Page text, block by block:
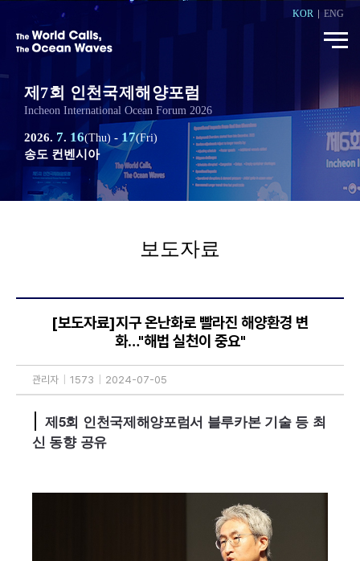
KOR ENG
제7회 인천국제해양포럼
Incheon International Ocean Forum 2026
2026. 7. 16(Thu) - 17(Fri)
송도 컨벤시아
보도자료
[보도자료]지구 온난화로 빨라진 해양환경 변
화…"해법 실천이 중요"
관리자 1573 2024-07-05
제5회 인천국제해양포럼서 블루카본 기술 등 최
신 동향 공유